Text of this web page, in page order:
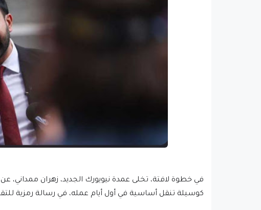
في خطوة لافتة، تخلى عمدة نيويورك الجديد، زهران ممداني،
كوسيلة تنقل أساسية في أول أيام عمله، في رسالة رمزية